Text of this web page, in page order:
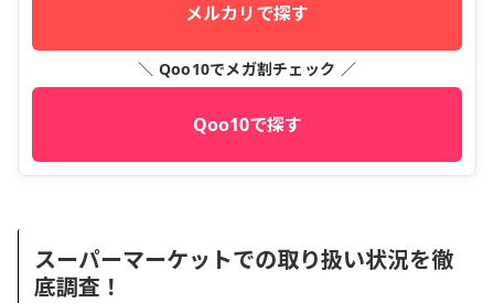
メルカリで探す
＼ Qoo10でメガ割チェック ／
Qoo10で探す
スーパーマーケットでの取り扱い状況を徹
底調査！